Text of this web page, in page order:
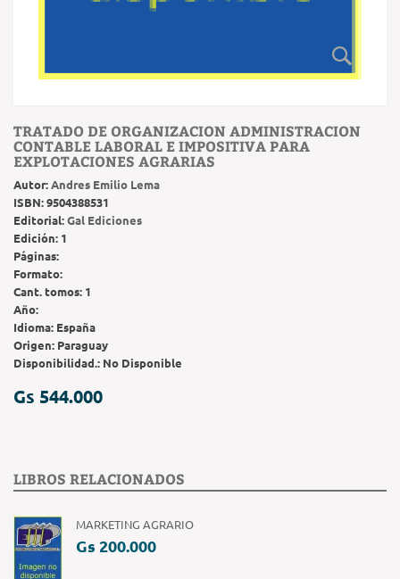
TRATADO DE ORGANIZACION ADMINISTRACION
CONTABLE LABORAL E IMPOSITIVA PARA
EXPLOTACIONES AGRARIAS
Autor:Andres Emilio Lema
ISBN:9504388531
Editorial:Gal Ediciones
Edición: 1
Páginas:
Formato:
Cant. tomos: 1
Año:
Idioma: España
Origen: Paraguay
Disponibilidad.: No Disponible
Gs 544.000
LIBROS RELACIONADOS
MARKETING AGRARIO
Gs 200.000